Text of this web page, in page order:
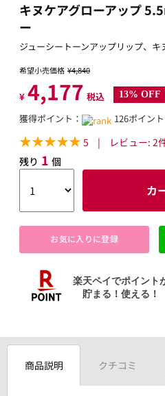
キヌケアグローアップ
ー
ジューシートーンアップリップ、
希望小売価格 ¥4,840
¥ 4,177 税込 13% OFF
獲得ポイント： 126ポイン
5 | レビュー: 2
残り 1 個
カ
お気に入りに登録
商品説明 クチコミ